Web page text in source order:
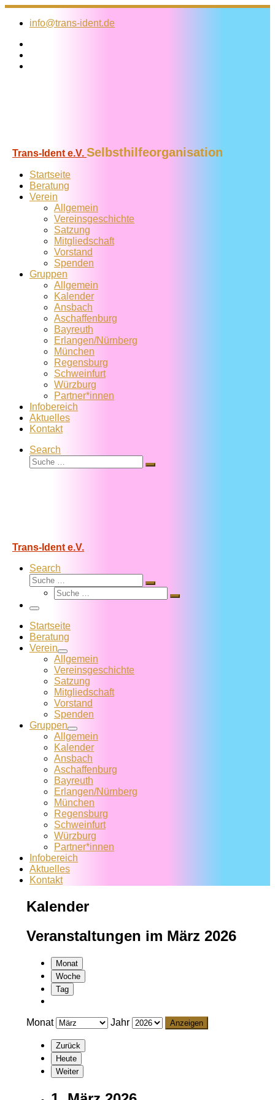
Zum
Inhalt
info@trans-ident.de
Trans-Ident e.V. Selbsthilfeorganisation
Startseite
Beratung
Verein
Allgemein
Vereins­geschichte
Satzung
Mitglied­schaft
Vorstand
Spenden
Gruppen
Allgemein
Kalender
Ansbach
Aschaffenburg
Bayreuth
Erlangen/Nürnberg
München
Regensburg
Schweinfurt
Würzburg
Partner*innen
Infobereich
Aktuelles
Kontakt
Search
Suche
Suche
Trans-Ident e.V.
Search
Suche
Suche
Suche
Suche
Menü
Startseite
Beratung
Verein
Allgemein
Vereins­geschichte
Satzung
Mitglied­schaft
Vorstand
Spenden
Gruppen
Allgemein
Kalender
Ansbach
Aschaffenburg
Bayreuth
Erlangen/Nürnberg
München
Regensburg
Schweinfurt
Würzburg
Partner*innen
Infobereich
Aktuelles
Kontakt
Kalender
Veranstaltungen im März 2026
Monat
Woche
Tag
Monat Jahr
Zurück
Heute
Weiter